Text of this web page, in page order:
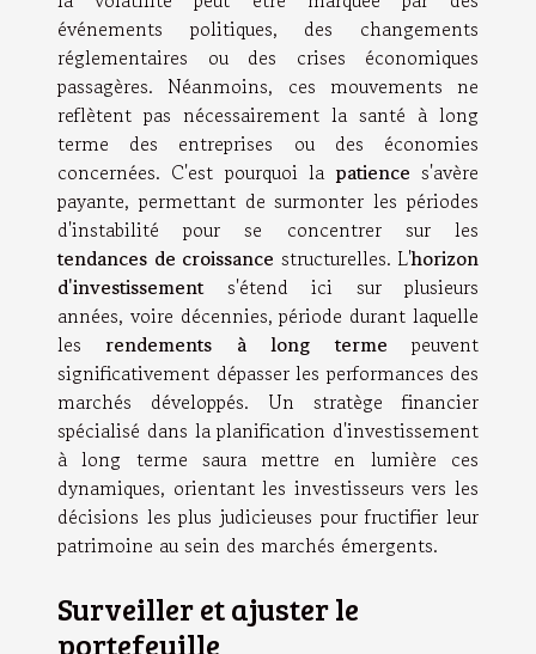
événements politiques, des changements
réglementaires ou des crises économiques
passagères. Néanmoins, ces mouvements ne
reflètent pas nécessairement la santé à long
terme des entreprises ou des économies
concernées. C'est pourquoi la patience s'avère
payante, permettant de surmonter les périodes
d'instabilité pour se concentrer sur les
tendances de croissance structurelles. L'horizon
d'investissements'étend ici sur plusieurs
années, voire décennies, période durant laquelle
les rendements à long terme peuvent
significativement dépasser les performances des
marchés développés. Un stratège financier
spécialisé dans la planification d'investissement
à long terme saura mettre en lumière ces
dynamiques, orientant les investisseurs vers les
décisions les plus judicieuses pour fructifier leur
patrimoine au sein des marchés émergents.
Surveiller et ajuster le
portefeuille